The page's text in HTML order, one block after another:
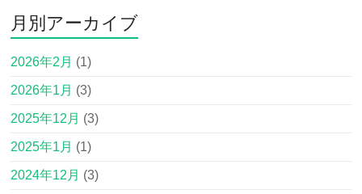
月別アーカイブ
2026年2月 (1)
2026年1月 (3)
2025年12月 (3)
2025年1月 (1)
2024年12月 (3)